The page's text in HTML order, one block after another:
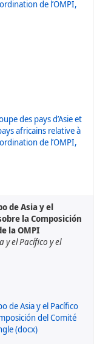
de Asia y el
la Composición
la OMPI
y el Pacífico y el